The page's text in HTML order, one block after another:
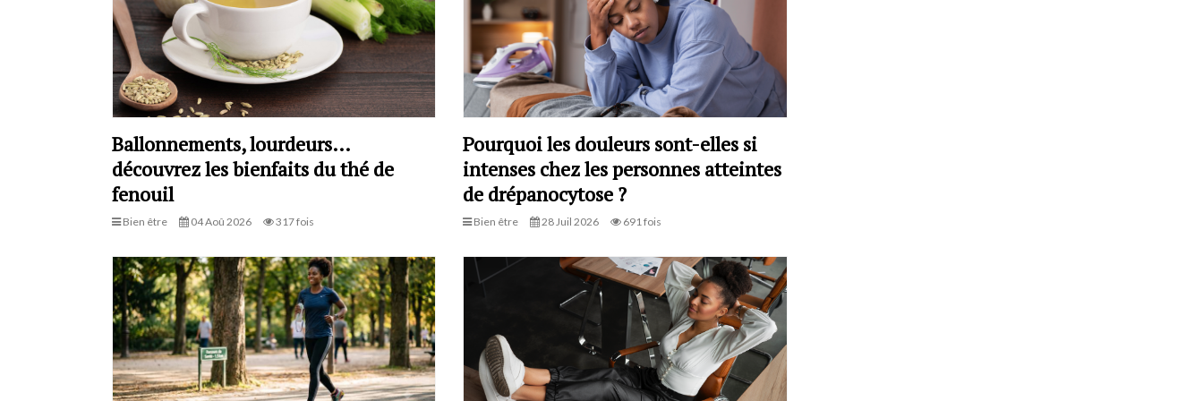
Ballonnements, lourdeurs…
découvrez les bienfaits du thé de
fenouil
Bien être 04 Aoû 2026 317 fois
Pourquoi les douleurs sont-elles si
intenses chez les personnes atteintes
de drépanocytose ?
Bien être 28 Juil 2026 691 fois